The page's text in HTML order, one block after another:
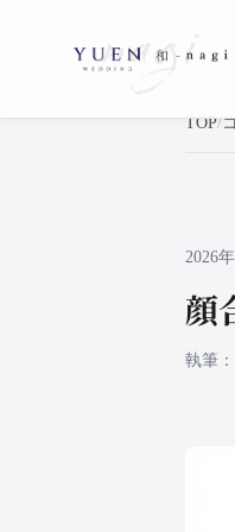
TOP
2026
顔
執筆